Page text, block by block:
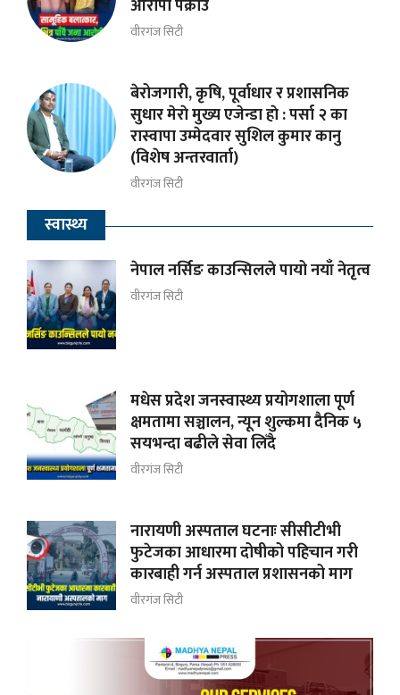
आरोपी पक्राउ
वीरगंज सिटी
बेरोजगारी, कृषि, पूर्वाधार र प्रशासनिक
सुधार मेराे मुख्य एजेन्डा हाे : पर्सा २ का
रास्वापा उम्मेदवार सुशिल कुमार कानु
(विशेष अन्तरवार्ता)
वीरगंज सिटी
स्वास्थ्य
नेपाल नर्सिङ काउन्सिलले पायो नयाँ नेतृत्व
वीरगंज सिटी
मधेस प्रदेश जनस्वास्थ्य प्रयोगशाला पूर्ण
क्षमतामा सञ्चालन, न्यून शुल्कमा दैनिक ५
सयभन्दा बढीले सेवा लिँदै
वीरगंज सिटी
नारायणी अस्पताल घटनाः सीसीटीभी
फुटेजका आधारमा दोषीको पहिचान गरी
कारबाही गर्न अस्पताल प्रशासनको माग
वीरगंज सिटी